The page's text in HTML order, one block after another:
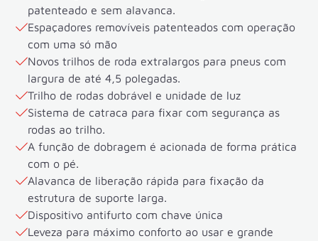
patenteado e sem alavanca.
Espaçadores removíveis patenteados com operação
com uma só mão
Novos trilhos de roda extralargos para pneus com
largura de até 4,5 polegadas.
Trilho de rodas dobrável e unidade de luz
Sistema de catraca para fixar com segurança as
rodas ao trilho.
A função de dobragem é acionada de forma prática
com o pé.
Alavanca de liberação rápida para fixação da
estrutura de suporte larga.
Dispositivo antifurto com chave única
Leveza para máximo conforto ao usar e grande